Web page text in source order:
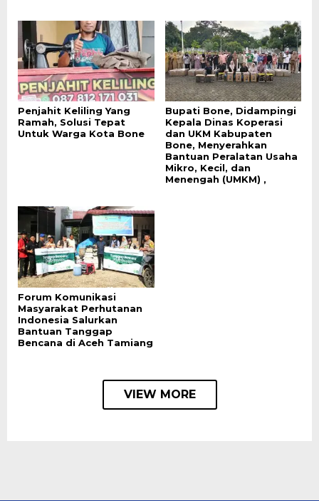
Penjahit Keliling Yang
Ramah, Solusi Tepat
Untuk Warga Kota Bone
Bupati Bone, Didampingi
Kepala Dinas Koperasi
dan UKM Kabupaten
Bone, Menyerahkan
Bantuan Peralatan Usaha
Mikro, Kecil, dan
Menengah (UMKM) ,
Forum Komunikasi
Masyarakat Perhutanan
Indonesia Salurkan
Bantuan Tanggap
Bencana di Aceh Tamiang
VIEW MORE